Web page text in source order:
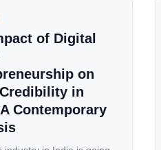
of Digital
on
in
Contemporary